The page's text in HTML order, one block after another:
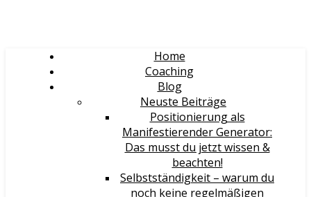
Home
Coaching
Blog
Neuste Beiträge
Positionierung als
Manifestierender Generator:
Das musst du jetzt wissen &
beachten!
Selbstständigkeit – warum du
noch keine regelmäßigen